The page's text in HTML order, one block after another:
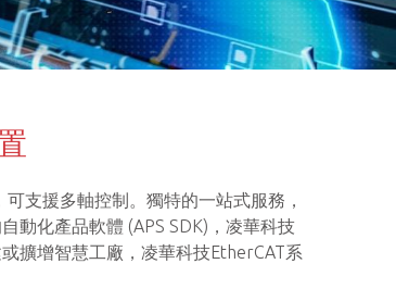
支援多軸控制。獨特的一站式服務，
動化產品軟體 (APS SDK)，凌華科技
擴增智慧工廠，凌華科技EtherCAT系